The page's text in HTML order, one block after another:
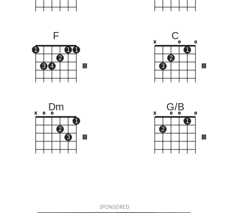
F
1
3 4
2
1 1
C
x
3
2
o
1
o
Dm
x o o
2
3
1
G/B
x
2
o o
1
o
SPONSORED